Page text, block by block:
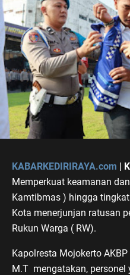
KABARKEDIRIRAYA.com |
Memperkuat keamanan
Kamtibmas ) hingga
Kota menerjunjan ratusan
Rukun Warga ( RW).
Kapolresta Mojokerto
M.T mengatakan,